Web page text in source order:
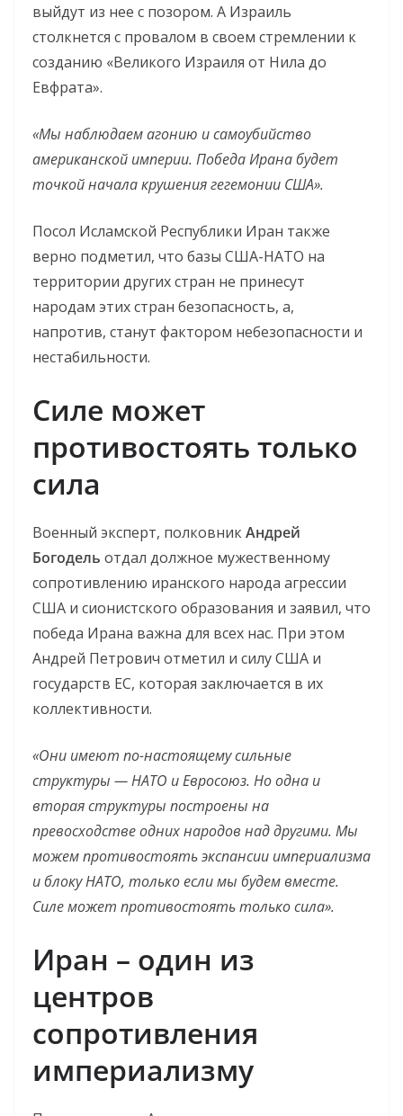
выйдут из нее с позором. А Израиль
столкнется с провалом в своем стремлении к
созданию «Великого Израиля от Нила до
Евфрата».
«Мы наблюдаем агонию и самоубийство
американской империи. Победа Ирана будет
точкой начала крушения гегемонии США».
Посол Исламской Республики Иран также
верно подметил, что базы США-НАТО на
территории других стран не принесут
народам этих стран безопасность, а,
напротив, станут фактором небезопасности и
нестабильности.
Силе может
противостоять только
сила
Военный эксперт, полковникАндрей
Богодель отдал должное мужественному
сопротивлению иранского народа агрессии
США и сионистского образования и заявил, что
победа Ирана важна для всех нас. При этом
Андрей Петрович отметил и силу США и
государств ЕС, которая заключается в их
коллективности.
«Они имеют по-настоящему сильные
структуры — НАТО и Евросоюз. Но одна и
вторая структуры построены на
превосходстве одних народов над другими. Мы
можем противостоять экспансии империализма
и блоку НАТО, только если мы будем вместе.
Силе может противостоять только сила».
Иран – один из
центров
сопротивления
империализму